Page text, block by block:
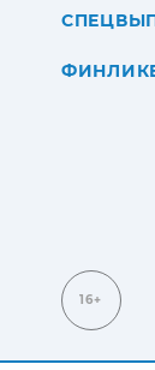
16+